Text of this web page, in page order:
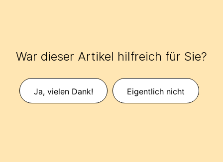
War dieser Artikel hilfreich für Sie?
Ja, vielen Dank! Eigentlich nicht